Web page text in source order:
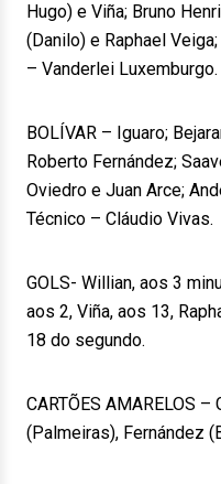
Hugo) e Viña; Bruno
(Danilo) e Raphael
– Vanderlei Luxemburgo.
BOLÍVAR – Iguaro;
Roberto Fernández;
Oviedro e Juan Arce;
Técnico – Cláudio Vivas.
GOLS- Willian, aos 3
aos 2, Viña, aos 13,
18 do segundo.
CARTÕES AMARELOS
(Palmeiras), Fernández